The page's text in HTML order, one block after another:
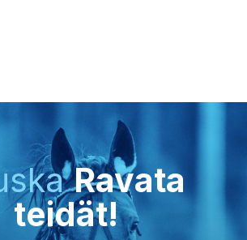
Ravata
teidät!